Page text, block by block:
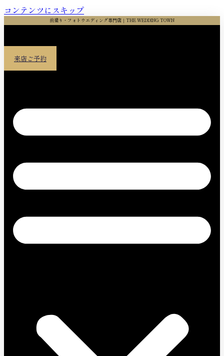
コンテンツにスキップ
前撮り・フォトウエディング専門店｜THE WEDDING TOWN
来店ご予約